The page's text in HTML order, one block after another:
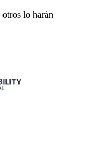
otros lo harán